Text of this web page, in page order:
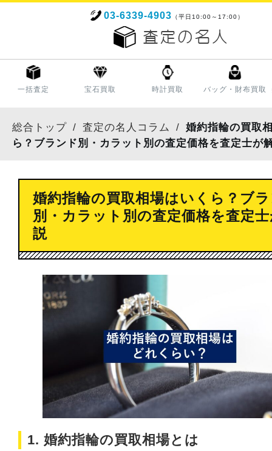
03-6339-4903 （平日10:00～17:00）
一括査定 宝石買取 時計買取 バッグ・財布買取
総合トップ 査定の名人コラム
婚約指輪の買取
ら？ブランド別・カラット別の査定価格を査定士が
婚約指輪の買取相場はいくら？ブ
別・カラット別の査定価格を査定
説
1. 婚約指輪の買取相場とは